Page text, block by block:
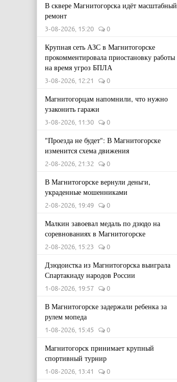
В сквере Магнитогорска идёт масштабный
ремонт
3-08-2026, 15:20 0
Крупная сеть АЗС в Магнитогорске
прокомментировала приостановку работы
на время угроз БПЛА
3-08-2026, 12:21 0
Магнитогорцам напомнили, что нужно
узаконить гаражи
3-08-2026, 11:30 0
"Проезда не будет": В Магнитогорске
изменится схема движения
2-08-2026, 21:32 0
В Магнитогорске вернули деньги,
украденные мошенниками
2-08-2026, 19:49 0
Малкин завоевал медаль по дзюдо на
соревнованиях в Магнитогорске
2-08-2026, 15:23 0
Дзюдоистка из Магнитогорска выиграла
Спартакиаду народов России
1-08-2026, 19:57 0
В Магнитогорске задержали ребенка за
рулем мопеда
1-08-2026, 15:45 0
Магнитогорск принимает крупный
спортивный турнир
1-08-2026, 13:41 0